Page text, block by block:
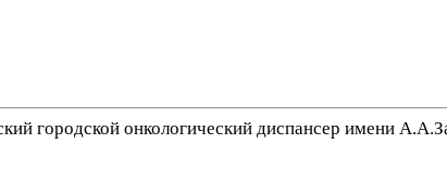
городской онкологический диспансер имени